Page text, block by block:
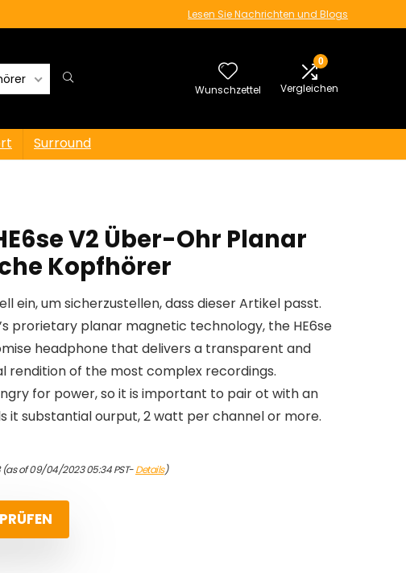
Lesen Sie Nachrichten und Blogs
Wunschzettel
0
Vergleichen
Surround
V2 Über-Ohr Planar
Kopfhörer
ein, um sicherzustellen, dass dieser Artikel passt.
prorietary planar magnetic technology, the HE6se
headphone that delivers a transparent and
rendition of the most complex recordings.
for power, so it is important to pair ot with an
it substantial ourput, 2 watt per channel or more.
(as of 09/04/2023 05:34 PST-Details)